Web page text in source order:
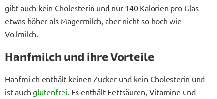
gibt auch kein Cholesterin und nur 140 Kalorien pro Glas -
etwas höher als Magermilch, aber nicht so hoch wie
Vollmilch.
Hanfmilch und ihre Vorteile
Hanfmilch enthält keinen Zucker und kein Cholesterin und
ist auch glutenfrei . Es enthält Fettsäuren, Vitamine und